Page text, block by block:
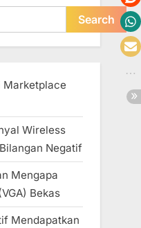
Search
Marketplace
Wireless
Negatif
Mengapa
Bekas
Mendapatkan